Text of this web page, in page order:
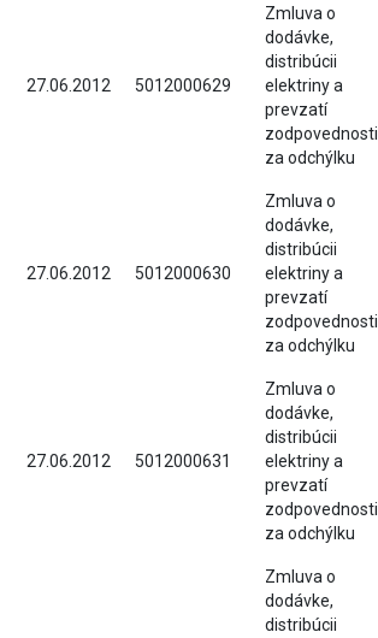
27.06.2012 5012000629
Zmluva o
dodávke,
distribúcii
elektriny a
prevzatí
zodpovednosti
za odchýlku
27.06.2012 5012000630
Zmluva o
dodávke,
distribúcii
elektriny a
prevzatí
zodpovednosti
za odchýlku
27.06.2012 5012000631
Zmluva o
dodávke,
distribúcii
elektriny a
prevzatí
zodpovednosti
za odchýlku
Zmluva o
dodávke,
distribúcii